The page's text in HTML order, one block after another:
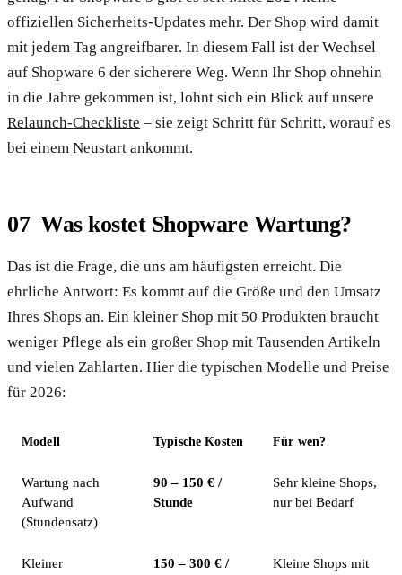
offiziellen Sicherheits-Updates mehr. Der Shop wird damit
mit jedem Tag angreifbarer. In diesem Fall ist der Wechsel
auf Shopware 6 der sicherere Weg. Wenn Ihr Shop ohnehin
in die Jahre gekommen ist, lohnt sich ein Blick auf unsere
Relaunch-Checkliste – sie zeigt Schritt für Schritt, worauf es
bei einem Neustart ankommt.
Was kostet Shopware Wartung?
Das ist die Frage, die uns am häufigsten erreicht. Die
ehrliche Antwort: Es kommt auf die Größe und den Umsatz
Ihres Shops an. Ein kleiner Shop mit 50 Produkten braucht
weniger Pflege als ein großer Shop mit Tausenden Artikeln
und vielen Zahlarten. Hier die typischen Modelle und Preise
für 2026:
Modell Typische Kosten Für wen?
Wartung nach
Aufwand
(Stundensatz)
90 – 150 € /
Stunde
Sehr kleine Shops,
nur bei Bedarf
Kleiner
150 – 300 € /
Kleine Shops mit